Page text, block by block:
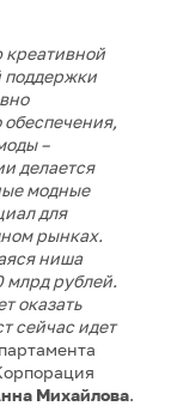
креативной
поддержки
–
делается
модные
для
рынках.
ниша
млрд рублей.
оказать
сейчас идет
Михайлова.